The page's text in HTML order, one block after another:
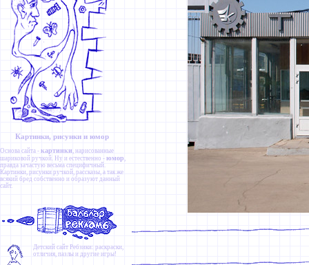
Картинки, рисунки и юмор
Основа сайта - картинки , нарисованные
шариковой ручкой. Ну и естественно - юмор ,
правда зачастую весьма специфичный.
Картинки, рисунки ручкой, рассказы, а так же
всякий бред собственно и образуют данный
сайт.
Детский сайт Ребзики: раскраски,
отличия, пазлы и другие игры!